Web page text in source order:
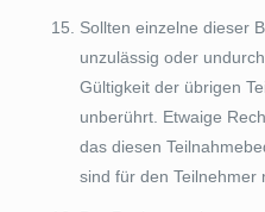
Sollten einzelne dieser
unzulässig oder
Gültigkeit der übrigen
unberührt. Etwaige
das diesen
sind für den Teilnehmer